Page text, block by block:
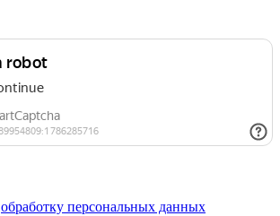
обработку персональных данных